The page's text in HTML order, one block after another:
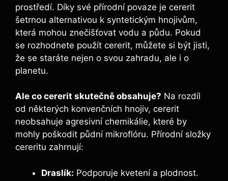
prostředí. Díky své ‌přírodní​ povaze je cererit⁢
šetrnou alternativou k syntetickým‌ hnojivům,
která mohou znečišťovat vodu a půdu. Pokud
se rozhodnete použít cererit, můžete ‍si být⁣ jisti,
že se staráte nejen o svou zahradu, ale ⁢i o
planetu.
Ale co cererit skutečně obsahuje? Na rozdíl
od některých konvenčních hnojiv, cererit
neobsahuje agresivní chemikálie, které by
mohly poškodit půdní mikroflóru. ⁣Přírodní složky
cereritu zahrnují:
Draslík: Podporuje kvetení a⁣ plodnost.